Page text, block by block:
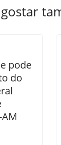
pode
do